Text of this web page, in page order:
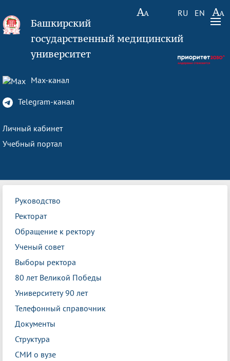
RU EN
Башкирский
государственный медицинский
университет
Max-канал
Telegram-канал
Личный кабинет
Учебный портал
Руководство
Ректорат
Обращение к ректору
Ученый совет
Выборы ректора
80 лет Великой Победы
Университету 90 лет
Телефонный справочник
Документы
Структура
СМИ о вузе